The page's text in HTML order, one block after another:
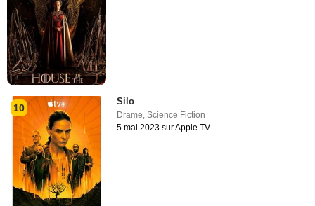
10
Silo
Drame,Science Fiction
5 mai 2023 sur Apple TV